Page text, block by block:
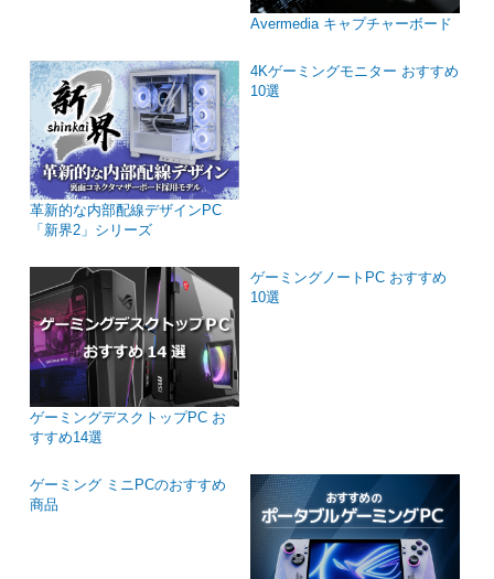
Avermedia キャプチャーボード
革新的な内部配線デザインPC
「新界2」シリーズ
4Kゲーミングモニター おすすめ
10選
ゲーミングデスクトップPC お
すすめ14選
ゲーミング ミニPCのおすすめ
商品